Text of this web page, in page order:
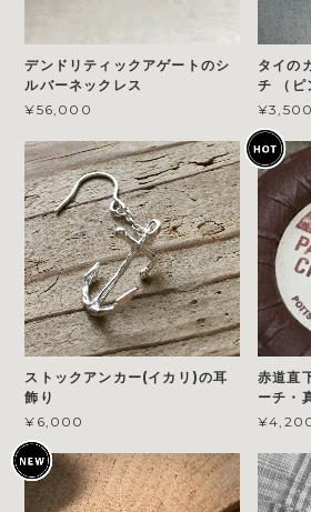
デンドリティックアゲートのシ
ルバーネックレス
¥56,000
タイの
チ （ピ
¥3,500
ストックアンカー(イカリ)の耳
飾り
¥6,000
赤道直
ーチ・